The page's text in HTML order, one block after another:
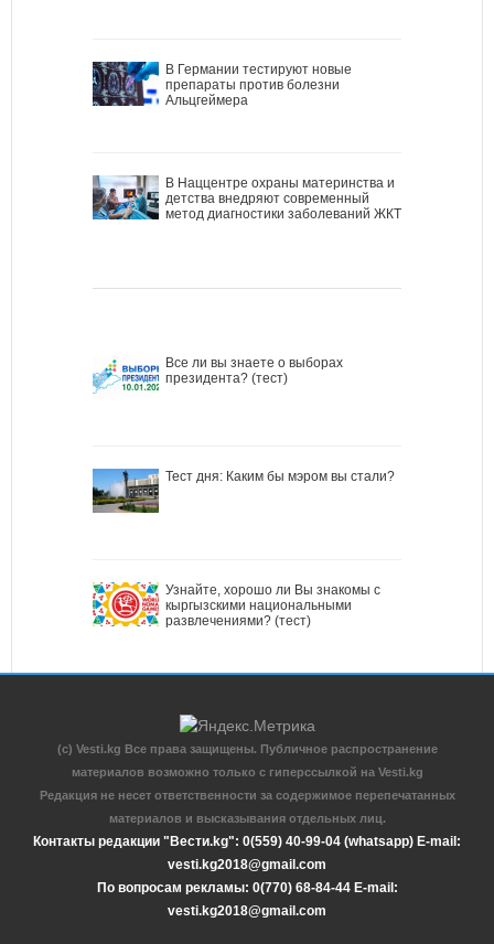
В Германии тестируют новые
препараты против болезни
Альцгеймера
В Наццентре охраны материнства и
детства внедряют современный
метод диагностики заболеваний ЖКТ
Все ли вы знаете о выборах
президента? (тест)
Тест дня: Каким бы мэром вы стали?
Узнайте, хорошо ли Вы знакомы с
кыргызскими национальными
развлечениями? (тест)
(c) Vesti.kg Все права защищены. Публичное распространение
материалов возможно только с гиперссылкой на Vesti.kg
Редакция не несет ответственности за содержимое перепечатанных
материалов и высказывания отдельных лиц.
Контакты редакции "Вести.kg": 0(559) 40-99-04 (whatsapp) E-mail:
vesti.kg2018@gmail.com
По вопросам рекламы: 0(770) 68-84-44 E-mail:
vesti.kg2018@gmail.com